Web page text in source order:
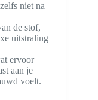
niet na
de stof,
uitstraling
ervoor
aan je
voelt.